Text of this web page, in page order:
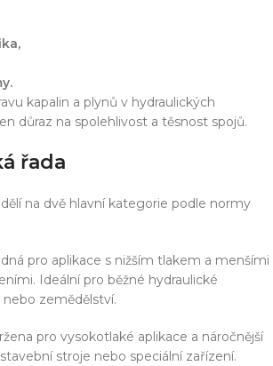
kapalin a plynů v hydraulických
důraz na spolehlivost a těsnost spojů.
řada
na dvě hlavní kategorie podle normy
pro aplikace s nižším tlakem a menšími
Ideální pro běžné hydraulické
zemědělství.
pro vysokotlaké aplikace a náročnější
stroje nebo speciální zařízení.